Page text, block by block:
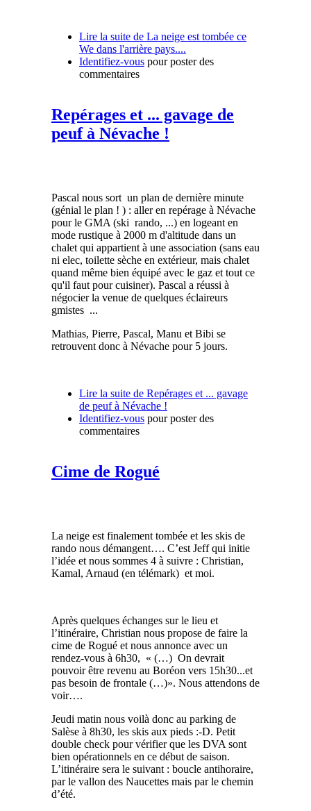
Lire la suite de La neige est tombée ce
We dans l'arrière pays....
Identifiez-vous pour poster des
commentaires
Repérages et ... gavage de
peuf à Névache !
Pascal nous sort un plan de dernière minute
(génial le plan ! ) : aller en repérage à Névache
pour le GMA (ski rando, ...) en logeant en
mode rustique à 2000 m d'altitude dans un
chalet qui appartient à une association (sans eau
ni elec, toilette sèche en extérieur, mais chalet
quand même bien équipé avec le gaz et tout ce
qu'il faut pour cuisiner). Pascal a réussi à
négocier la venue de quelques éclaireurs
gmistes ...
Mathias, Pierre, Pascal, Manu et Bibi se
retrouvent donc à Névache pour 5 jours.
Lire la suite de Repérages et ... gavage
de peuf à Névache !
Identifiez-vous pour poster des
commentaires
Cime de Rogué
La neige est finalement tombée et les skis de
rando nous démangent…. C’est Jeff qui initie
l’idée et nous sommes 4 à suivre : Christian,
Kamal, Arnaud (en télémark) et moi.
Après quelques échanges sur le lieu et
l’itinéraire, Christian nous propose de faire la
cime de Rogué et nous annonce avec un
rendez-vous à 6h30, « (…) On devrait
pouvoir être revenu au Boréon vers 15h30...et
pas besoin de frontale (…)». Nous attendons de
voir….
Jeudi matin nous voilà donc au parking de
Salèse à 8h30, les skis aux pieds :-D. Petit
double check pour vérifier que les DVA sont
bien opérationnels en ce début de saison.
L’itinéraire sera le suivant : boucle antihoraire,
par le vallon des Naucettes mais par le chemin
d’été.